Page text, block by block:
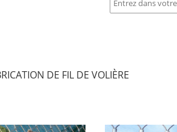
DE FIL DE VOLIÈRE